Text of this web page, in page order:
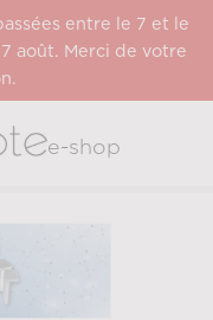
entre le 7 et le
août. Merci de votre
e-shop